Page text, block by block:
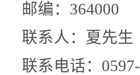
邮编： 364000
联系人：夏先生
联系电话：